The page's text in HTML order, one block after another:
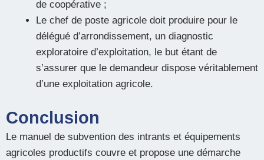
de coopérative ;
Le chef de poste agricole doit produire pour le
délégué d’arrondissement, un diagnostic
exploratoire d’exploitation, le but étant de
s’assurer que le demandeur dispose véritablement
d’une exploitation agricole.
Conclusion
Le manuel de subvention des intrants et équipements
agricoles productifs couvre et propose une démarche